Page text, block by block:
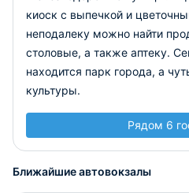
киоск с выпечкой и
неподалеку можно найти
столовые, а также аптеку.
находится парк города, а
культуры.
Рядом 6
Ближайшие автовокзалы